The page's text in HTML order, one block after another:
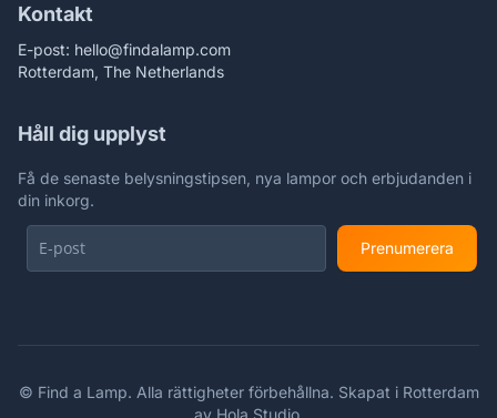
Kontakt
E-post: hello@findalamp.com
Rotterdam, The Netherlands
Håll dig upplyst
Få de senaste belysningstipsen, nya lampor och erbjudanden i
din inkorg.
Prenumerera
© Find a Lamp. Alla rättigheter förbehållna. Skapat i Rotterdam
av Hola Studio.